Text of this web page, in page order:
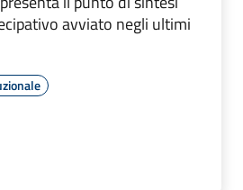
avviato negli ultimi